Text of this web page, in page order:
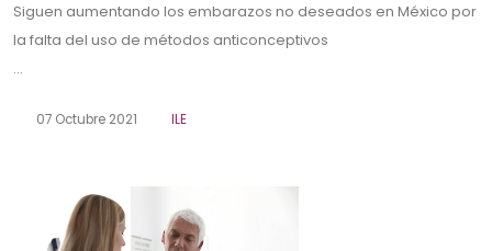
Siguen aumentando los embarazos no deseados en México por
la falta del uso de métodos anticonceptivos
...
07 Octubre 2021 ILE